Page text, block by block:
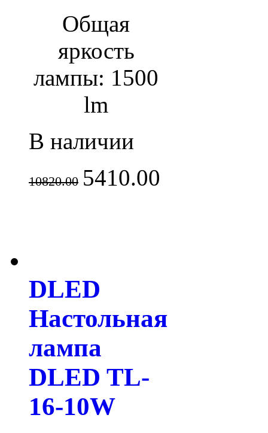
Общая
яркость
лампы: 1500
lm
В наличии
10820.00 5410.00
DLED
Настольная
лампа
DLED TL-
16-10W